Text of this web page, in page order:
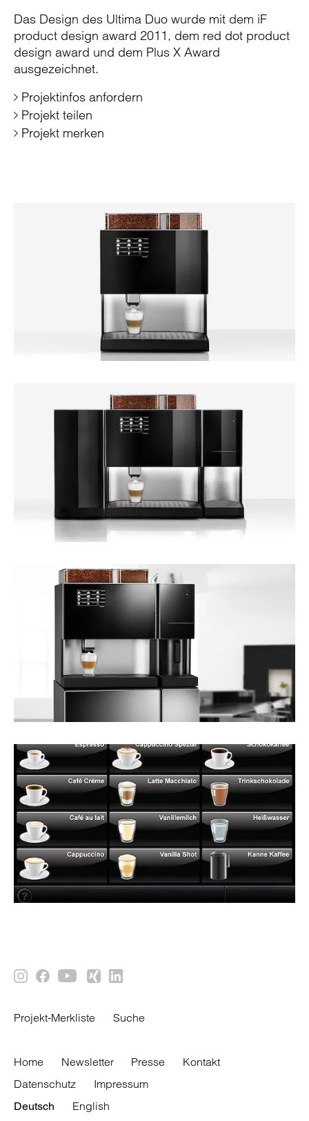
Das Design des Ultima Duo wurde mit dem iF
product design award 2011, dem red dot product
design award und dem Plus X Award
ausgezeichnet.
Projektinfos anfordern
Projekt teilen
Projekt merken
Projekt-Merkliste Suche
Home Newsletter Presse
Kontakt
Datenschutz
Impressum
Deutsch English